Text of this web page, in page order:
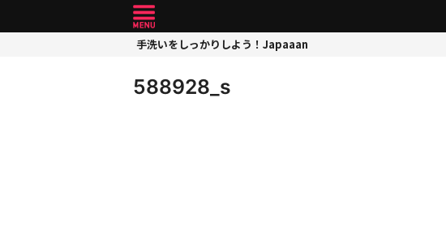
手洗いをしっかりしよう！Japaaan
588928_s